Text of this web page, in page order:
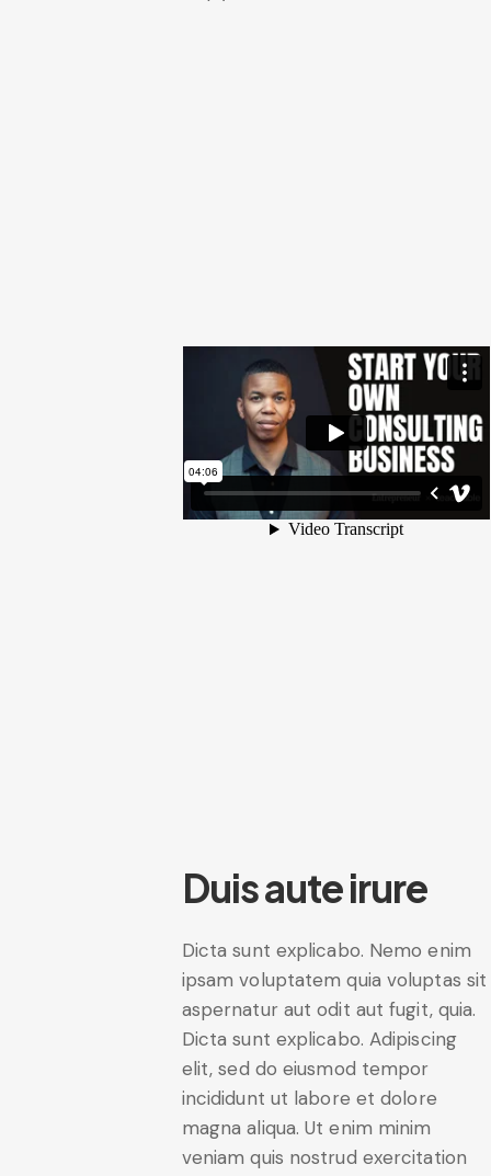
Duis aute irure
Dicta sunt explicabo. Nemo enim
ipsam voluptatem quia voluptas sit
aspernatur aut odit aut fugit, quia.
Dicta sunt explicabo. Adipiscing
elit, sed do eiusmod tempor
incididunt ut labore et dolore
magna aliqua. Ut enim minim
veniam quis nostrud exercitation